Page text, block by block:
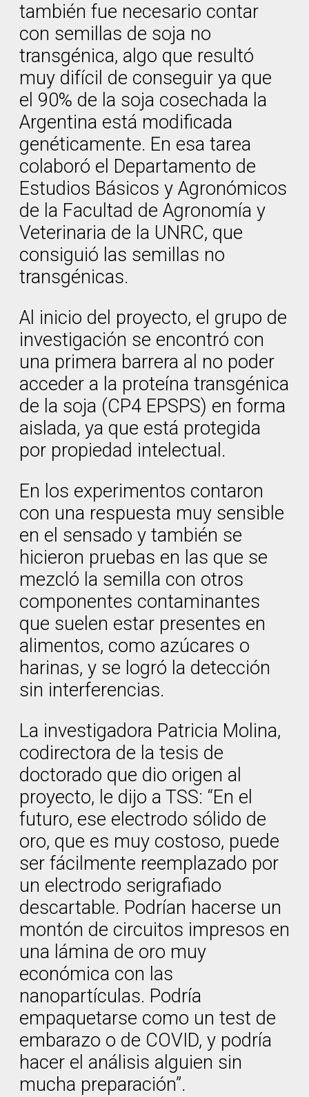
también fue necesario contar
con semillas de soja no
transgénica, algo que resultó
muy difícil de conseguir ya que
el 90% de la soja cosechada la
Argentina está modificada
genéticamente. En esa tarea
colaboró el Departamento de
Estudios Básicos y Agronómicos
de la Facultad de Agronomía y
Veterinaria de la UNRC, que
consiguió las semillas no
transgénicas.
Al inicio del proyecto, el grupo de
investigación se encontró con
una primera barrera al no poder
acceder a la proteína transgénica
de la soja (CP4 EPSPS) en forma
aislada, ya que está protegida
por propiedad intelectual.
En los experimentos contaron
con una respuesta muy sensible
en el sensado y también se
hicieron pruebas en las que se
mezcló la semilla con otros
componentes contaminantes
que suelen estar presentes en
alimentos, como azúcares o
harinas, y se logró la detección
sin interferencias.
La investigadora Patricia Molina,
codirectora de la tesis de
doctorado que dio origen al
proyecto, le dijo a TSS: “En el
futuro, ese electrodo sólido de
oro, que es muy costoso, puede
ser fácilmente reemplazado por
un electrodo serigrafiado
descartable. Podrían hacerse un
montón de circuitos impresos en
una lámina de oro muy
económica con las
nanopartículas. Podría
empaquetarse como un test de
embarazo o de COVID, y podría
hacer el análisis alguien sin
mucha preparación”.